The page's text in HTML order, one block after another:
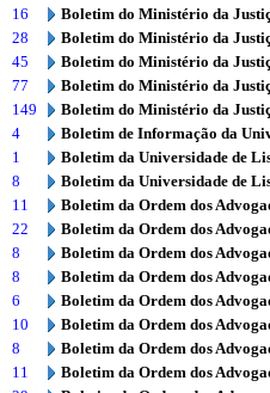
16
Boletim do Ministério da
28
Boletim do Ministério da
45
Boletim do Ministério da
77
Boletim do Ministério da
149
Boletim do Ministério da
4
Boletim de Informação da
1
Boletim da Universidade de
8
Boletim da Universidade de
11
Boletim da Ordem dos
22
Boletim da Ordem dos
8
Boletim da Ordem dos
8
Boletim da Ordem dos
6
Boletim da Ordem dos
10
Boletim da Ordem dos
8
Boletim da Ordem dos
11
Boletim da Ordem dos